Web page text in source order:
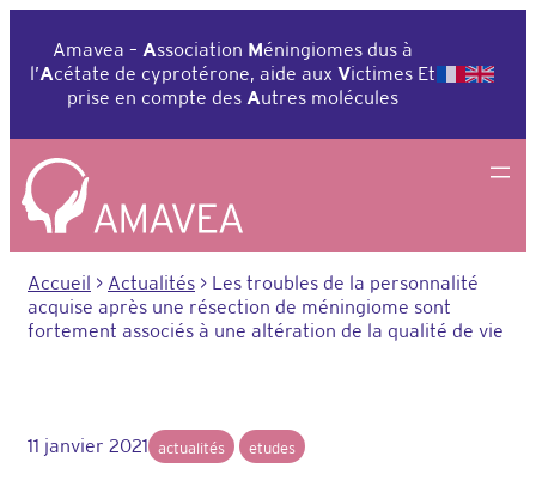
contenu
Amavea – Association Méningiomes dus à
l’Acétate de cyprotérone, aide aux Victimes Et
prise en compte des Autres molécules
Accueil > Actualités > Les troubles de la personnalité
acquise après une résection de méningiome sont
fortement associés à une altération de la qualité de vie
11 janvier 2021 actualités etudes